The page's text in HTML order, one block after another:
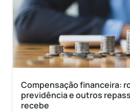
Compensação financeira:
previdência e outros
recebe